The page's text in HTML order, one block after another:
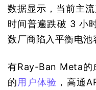
数据显示，当前主
时间普遍跌破 3 小
数厂商陷入平衡电池
有Ray-Ban Meta的
的用户体验 ，高通